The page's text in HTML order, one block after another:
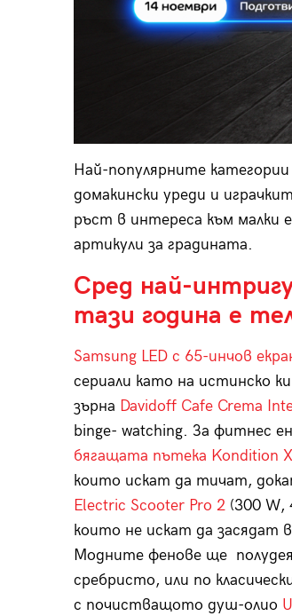
Най-популярните
домакински уреди и
ръст в интереса към малки
артикули за градината.
Сред най-
тази година е
Samsung LED с 65-инчов
сериали като на истинско
зърна Davidoff Cafe Crema
binge- watching. За фитнес
бягащата пътека Kondition
които искат да тичат,
Electric Scooter Pro 2(300 W,
които не искат да засядат
Модните фенове ще
сребристо, или по
с почистващото душ-олио